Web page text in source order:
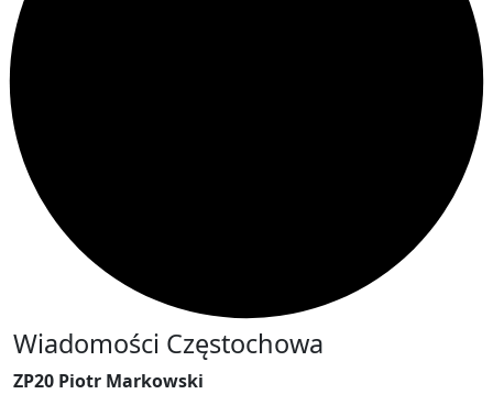
Wiadomości Częstochowa
ZP20 Piotr Markowski